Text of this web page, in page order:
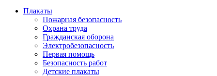
Плакаты
Пожарная безопасность
Охрана труда
Гражданская оборона
Электробезопасность
Первая помощь
Безопасность работ
Детские плакаты